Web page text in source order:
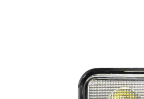
LED-Positionslys og
markeringslys